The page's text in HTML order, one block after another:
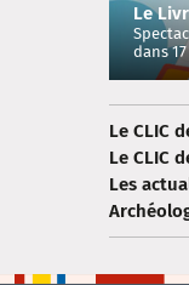
Le
dans
Le CLIC
Le CLIC
Les